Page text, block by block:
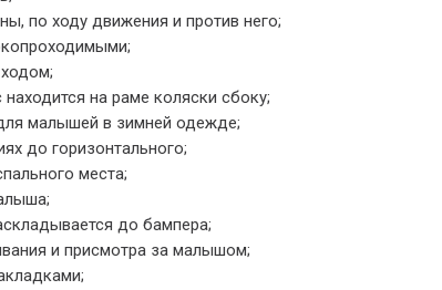
по ходу движения и против него;
на раме коляски сбоку;
малышей в зимней одежде;
до горизонтального;
места;
до бампера;
и присмотра за малышом;